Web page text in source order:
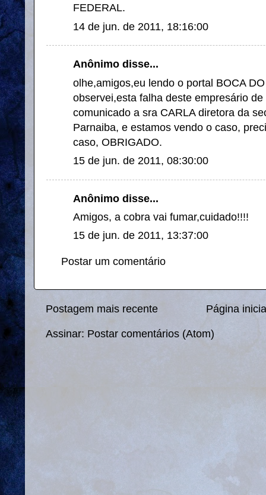
FEDERAL.
14 de jun. de 2011, 18:16:00
Anônimo disse...
olhe,amigos,eu lendo o portal BOCA
observei,esta falha deste empresário
comunicado a sra CARLA diretora da
Parnaiba, e estamos vendo o caso,
caso, OBRIGADO.
15 de jun. de 2011, 08:30:00
Anônimo disse...
Amigos, a cobra vai fumar,cuidado!!!!
15 de jun. de 2011, 13:37:00
Postar um comentário
Postagem mais recente Página
Assinar: Postar comentários (Atom)